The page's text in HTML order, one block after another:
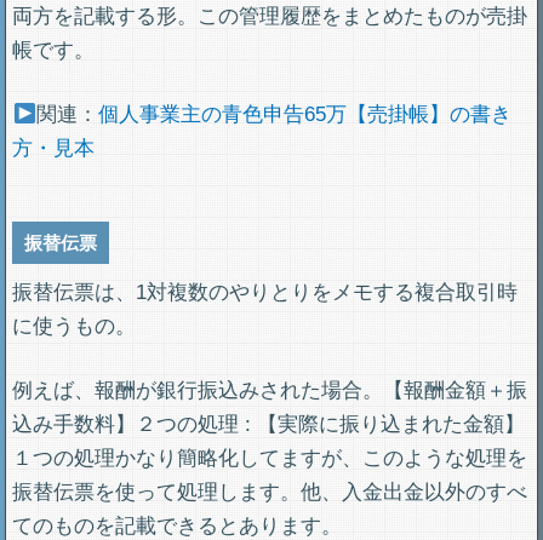
両方を記載する形。この管理履歴をまとめたものが売掛
帳です。
関連： 個人事業主の青色申告65万【売掛帳】の書き
方・見本
振替伝票
振替伝票は、1対複数のやりとりをメモする複合取引時
に使うもの。
例えば、報酬が銀行振込みされた場合。【報酬金額＋振
込み手数料】２つの処理 : 【実際に振り込まれた金額】
１つの処理かなり簡略化してますが、このような処理を
振替伝票を使って処理します。他、入金出金以外のすべ
てのものを記載できるとあります。